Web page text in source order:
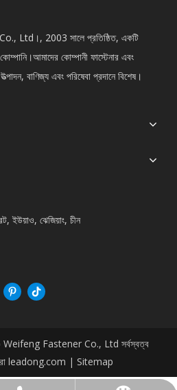
Ltd।, 2003 সালে প্রতিষ্ঠিত, একটি
কোম্পানী ফাস্টেনার এবং
বাণিজ্য এবং পরিষেবা প্রদানে বিশেষ।
ইউয়াও, ঝেজিয়াং, চীন
Fastener Co., Ltd সর্বস্বত্ব
leadong.com | Sitemap